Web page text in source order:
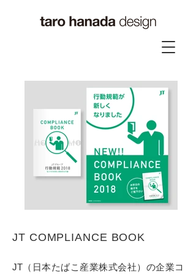
JT COMPLIANCE BOOK
JT（日本たばこ産業株式会社）の企業コ